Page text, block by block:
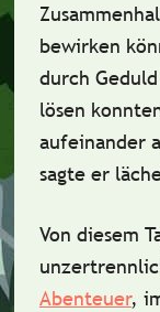
bewirken
durch
lösen
aufeinander
sagte er
Von diesem
Abenteuer,